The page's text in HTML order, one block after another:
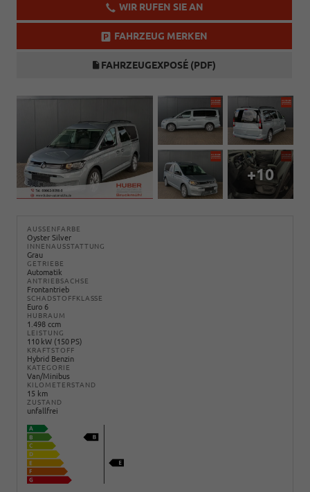
WIR RUFEN SIE AN
FAHRZEUG MERKEN
FAHRZEUGEXPOSÉ (PDF)
+10
AUSSENFARBE
Oyster Silver
INNENAUSSTATTUNG
Grau
GETRIEBE
Automatik
ANTRIEBSACHSE
Frontantrieb
SCHADSTOFFKLASSE
Euro 6
HUBRAUM
1.498 ccm
LEISTUNG
110 kW (150 PS)
KRAFTSTOFF
Hybrid Benzin
KATEGORIE
Van/Minibus
KILOMETERSTAND
15 km
ZUSTAND
unfallfrei